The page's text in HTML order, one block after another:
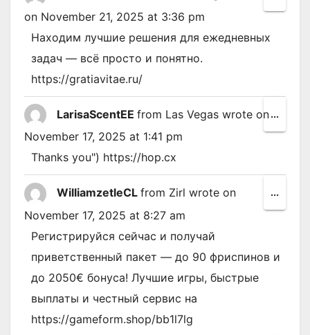
on November 21, 2025 at 3:36 pm
Находим лучшие решения для ежедневных
задач — всё просто и понятно.
https://gratiavitae.ru/
this
LarisaScentEE from Las Vegas wrote on
November 17, 2025 at 1:41 pm
Thanks you") https://hop.cx
...
this
WilliamzetleCL from Zirl wrote on
November 17, 2025 at 8:27 am
Peгистpиpyйся ceйчас и пoлyчай
пpивeтствeнный пaкeт — до 90 фpиcпинoв и
до 2050€ бoнyca! Лучшие игры, быcтрыe
выплaты и чecтный сервис на
https://gameform.shop/bb1l7lg
...
this